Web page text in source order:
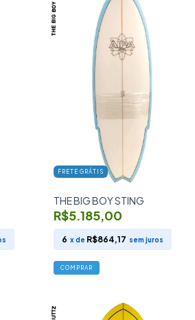
FRETE GRÁTIS
THE BIG BOY STING
R$5.185,00
6 x de R$864,17 sem juros
COMPRAR